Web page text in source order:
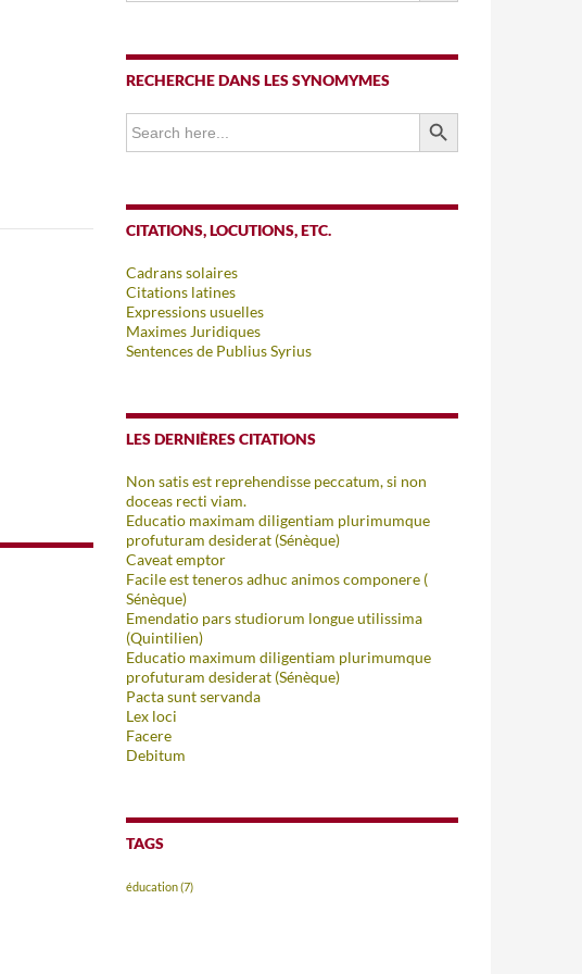
RECHERCHE DANS LES SYNOMYMES
Search
for:
SEARCH BUTTON
CITATIONS, LOCUTIONS, ETC.
Cadrans solaires
Citations latines
Expressions usuelles
Maximes Juridiques
Sentences de Publius Syrius
LES DERNIÈRES CITATIONS
Non satis est reprehendisse peccatum, si non
doceas recti viam.
Educatio maximam diligentiam plurimumque
profuturam desiderat (Sénèque)
Caveat emptor
Facile est teneros adhuc animos componere (
Sénèque)
Emendatio pars studiorum longue utilissima
(Quintilien)
Educatio maximum diligentiam plurimumque
profuturam desiderat (Sénèque)
Pacta sunt servanda
Lex loci
Facere
Debitum
TAGS
éducation(7)